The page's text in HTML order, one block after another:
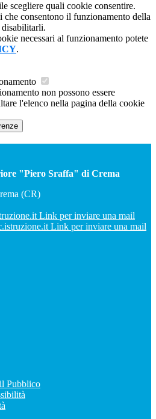
scegliere quali cookie consentire.
che consentono il funzionamento della
disabilitarli.
necessari al funzionamento potete
.
non possono essere
l'elenco nella pagina della cookie
"Piero Sraffa" di Crema
(CR)
Link per inviare una mail
Link per inviare una mail
Pubblico